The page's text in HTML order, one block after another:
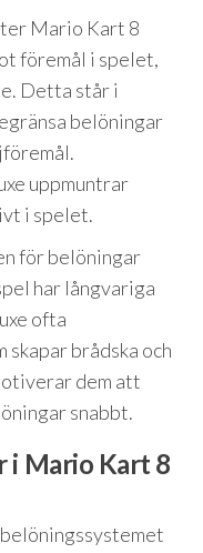
Mario Kart 8
föremål i spelet,
Detta står i
belöningar
uppmuntrar
i spelet.
för belöningar
har långvariga
ofta
brådska och
dem att
snabbt.
i Mario Kart 8